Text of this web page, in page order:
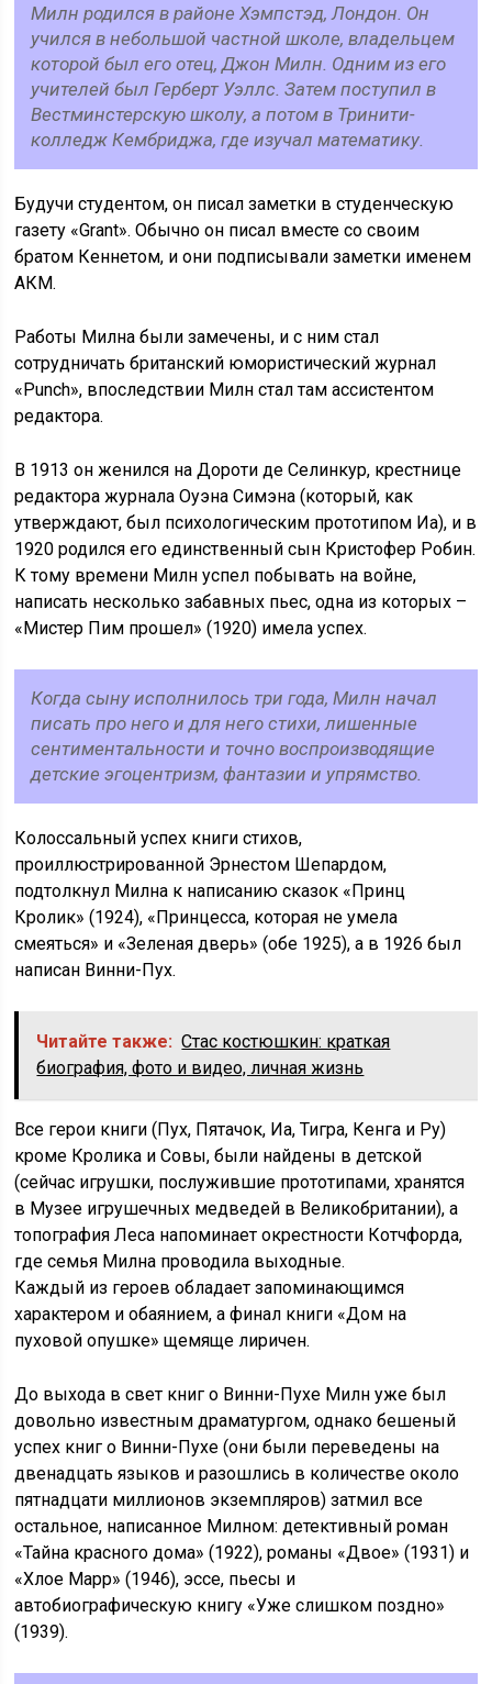
Милн родился в районе Хэмпстэд, Лондон. Он
учился в небольшой частной школе, владельцем
которой был его отец, Джон Милн. Одним из его
учителей был Герберт Уэллс. Затем поступил в
Вестминстерскую школу, а потом в Тринити-
колледж Кембриджа, где изучал математику.
Будучи студентом, он писал заметки в студенческую
газету «Grant». Обычно он писал вместе со своим
братом Кеннетом, и они подписывали заметки именем
АКМ.
Работы Милна были замечены, и с ним стал
сотрудничать британский юмористический журнал
«Punch», впоследствии Милн стал там ассистентом
редактора.
В 1913 он женился на Дороти де Селинкур, крестнице
редактора журнала Оуэна Симэна (который, как
утверждают, был психологическим прототипом Иа), и в
1920 родился его единственный сын Кристофер Робин.
К тому времени Милн успел побывать на войне,
написать несколько забавных пьес, одна из которых –
«Мистер Пим прошел» (1920) имела успех.
Когда сыну исполнилось три года, Милн начал
писать про него и для него стихи, лишенные
сентиментальности и точно воспроизводящие
детские эгоцентризм, фантазии и упрямство.
Колоссальный успех книги стихов,
проиллюстрированной Эрнестом Шепардом,
подтолкнул Милна к написанию сказок «Принц
Кролик» (1924), «Принцесса, которая не умела
смеяться» и «Зеленая дверь» (обе 1925), а в 1926 был
написан Винни-Пух.
Читайте также: Стас костюшкин: краткая
биография, фото и видео, личная жизнь
Все герои книги (Пух, Пятачок, Иа, Тигра, Кенга и Ру)
кроме Кролика и Совы, были найдены в детской
(сейчас игрушки, послужившие про­тотипами, хранятся
в Музее игрушечных медведей в Великобритании), а
топография Леса напоминает окрестности Котчфорда,
где семья Милна проводила выходные.
Каждый из героев обладает запоминающимся
характером и обаянием, а финал книги «Дом на
пуховой опушке» щемяще лиричен.
До выхода в свет книг о Винни-Пухе Милн уже был
довольно известным драматургом, однако бешеный
успех книг о Винни-Пухе (они были переведены на
двенадцать языков и разошлись в количестве около
пятнадцати миллионов экземпляров) затмил все
остальное, написанное Милном: детективный роман
«Тайна красного дома» (1922), романы «Двое» (1931) и
«Хлое Марр» (1946), эссе, пьесы и
автобиографическую книгу «Уже слишком поздно»
(1939).